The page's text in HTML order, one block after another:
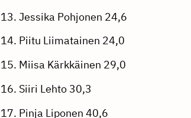
13. Jessika Pohjonen 24,6
14. Piitu Liimatainen 24,0
15. Miisa Kärkkäinen 29,0
16. Siiri Lehto 30,3
17. Pinja Liponen 40,6